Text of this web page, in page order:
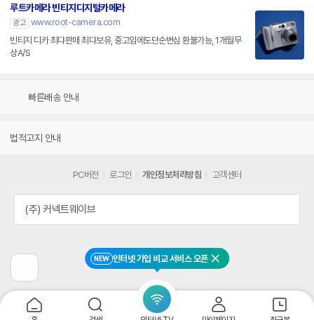
NEW 인터넷 가입 비교 서비스 오픈 닫기
루트카메라 빈티지디지털카메라
광고 www.root-camera.com
빈티지 디카 최댜판매 최댜보유, 중고임에도단순변심 환불가능, 1개월무
상A/S
빠른배송 안내
법적고지 안내
전
페
이
지
PC버전 로그인 개인정보처리방침 고객센터
(주) 커넥트웨이브